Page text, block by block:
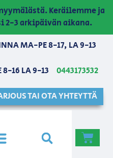
Keräilemme ja
2-3 arkipäivän aikana.
MA-PE 8-17, LA 9-13
16 LA 9-13
0443173532
TAI OTA YHTEYTTÄ